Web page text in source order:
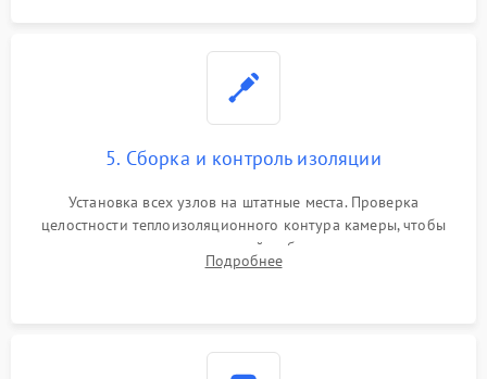
5. Сборка и контроль изоляции
Установка всех узлов на штатные места. Проверка
целостности теплоизоляционного контура камеры, чтобы
исключить перегрев кухонной мебели и потерю тепла.
Надежная фиксация клемм и сборка корпуса шкафа.
Подробнее